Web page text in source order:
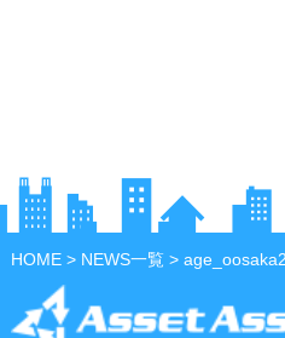
HOME> NEWS一覧>